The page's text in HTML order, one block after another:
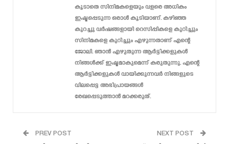
കൂടാതെ സിനിമകളെയും വളരെ അധികം
ഇഷ്ടപ്പെടുന്ന ഒരാൾ കൂടിയാണ്. കഴിഞ്ഞ
കുറച്ചു വർഷങ്ങളായി റെസിപ്പികളെ കുറിച്ചും
സിനിമകളെ കുറിച്ചും എഴുന്നതാണ് എന്റെ
ജോലി. ഞാൻ എഴുതുന്ന ആർട്ടിക്കളുകൾ
നിങ്ങൾക്ക് ഇഷ്ടമാകുമെന്ന് കരുതുന്നു. എന്റെ
ആർട്ടിക്കളുകൾ വായിക്കുന്നവർ നിങ്ങളുടെ
വിലപ്പെട്ട അഭിപ്രായങ്ങൾ
രേഖപ്പെടുത്താൻ മറക്കരുത്.
PREV POST NEXT POST